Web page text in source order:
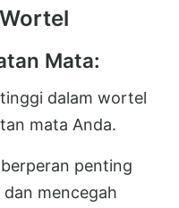
Mata:
dalam wortel
mata Anda.
penting
mencegah